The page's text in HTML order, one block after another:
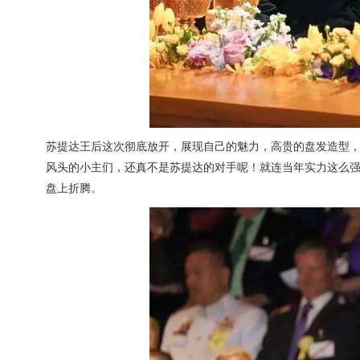
苏提达王后这次彻底放开，展现自己的魅力，高贵的盘发造型
风头的小主们，还真不是苏提达的对手呢！就连当年实力这么
盘上折腾。